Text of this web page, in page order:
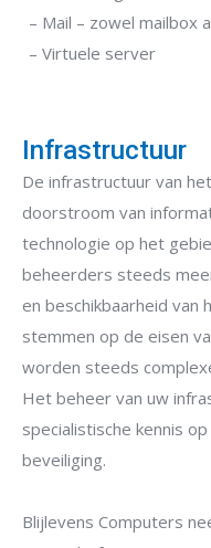
– Mail – zowel mailbox
– Virtuele server
Infrastructuur
De infrastructuur van
doorstroom van
technologie op het
beheerders steeds
en beschikbaarheid
stemmen op de eisen
worden steeds
Het beheer van uw
specialistische kennis
beveiliging.
Blijlevens Computers